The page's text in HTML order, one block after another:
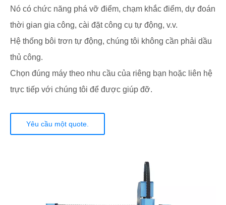
Nó có chức năng phá vỡ điểm, chạm khắc điểm, dự đoán
thời gian gia công, cài đặt công cụ tự động, v.v.
Hệ thống bôi trơn tự động, chúng tôi không cần phải dầu
thủ công.
Chọn đúng máy theo nhu cầu của riêng bạn hoặc liên hệ
trực tiếp với chúng tôi để được giúp đỡ.
Yêu cầu một quote.